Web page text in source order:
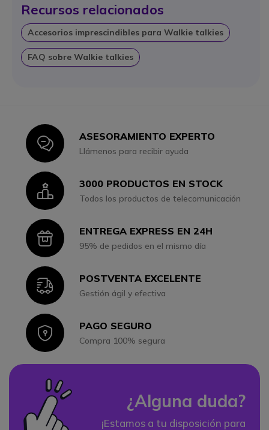
Recursos relacionados
Accesorios imprescindibles para Walkie talkies
FAQ sobre Walkie talkies
IconASESORAMIENTO EXPERTO
Llámenos para recibir ayuda
Icon3000 PRODUCTOS EN STOCK
Todos los productos de telecomunicación
IconENTREGA EXPRESS EN 24H
95% de pedidos en el mismo día
IconPOSTVENTA EXCELENTE
Gestión ágil y efectiva
IconPAGO SEGURO
Compra 100% segura
¿Alguna duda?
¡Estamos a tu disposición para